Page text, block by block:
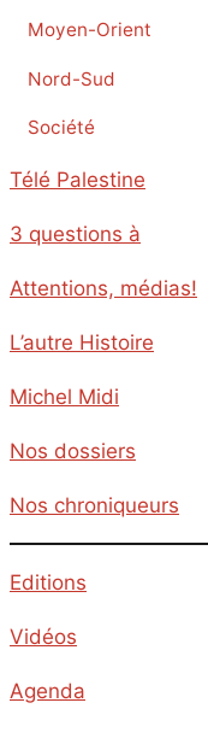
Moyen-Orient
Nord-Sud
Société
Télé Palestine
3 questions à
Attentions, médias!
L’autre Histoire
Michel Midi
Nos dossiers
Nos chroniqueurs
Editions
Vidéos
Agenda